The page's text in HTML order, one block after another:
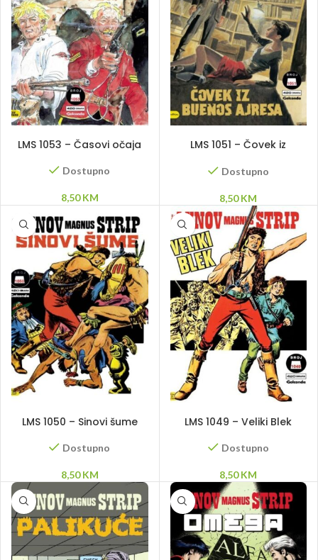
LMS 1053 – Časovi očaja
Dostupno
8,50KM
LMS 1051 – Čovek iz
Dostupno
8,50KM
LMS 1050 – Sinovi šume
Dostupno
8,50KM
LMS 1049 – Veliki Blek
Dostupno
8,50KM